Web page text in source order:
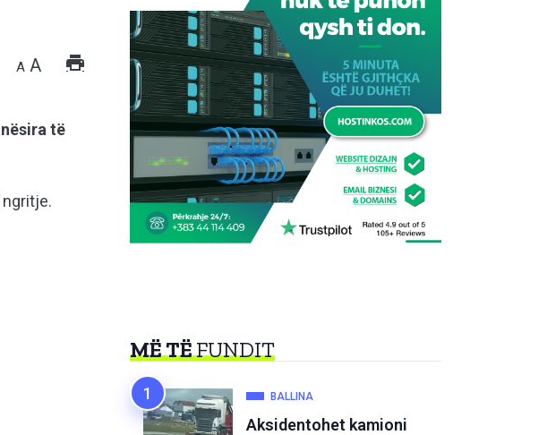
A A
të
MË TËFUNDIT
BALLINA
Aksidentohet kamioni